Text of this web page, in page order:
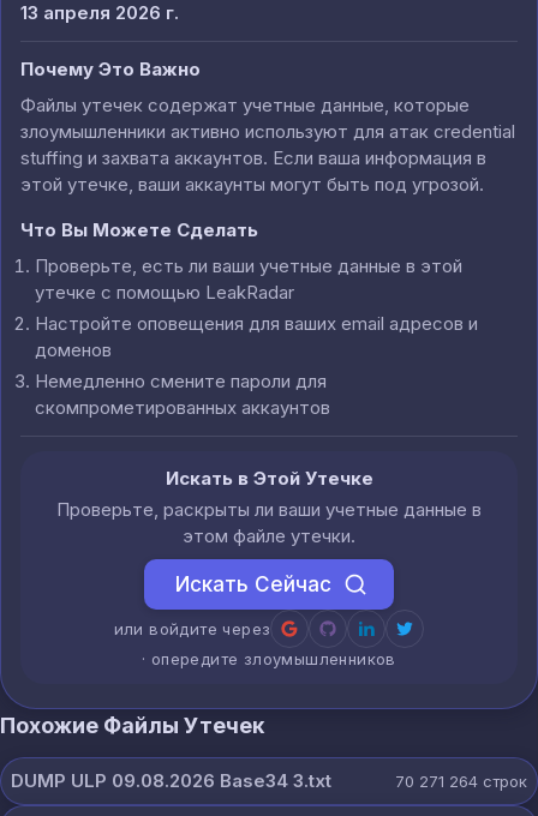
13 апреля 2026 г.
Почему Это Важно
Файлы утечек содержат учетные данные, которые
злоумышленники активно используют для атак credential
stuffing и захвата аккаунтов. Если ваша информация в
этой утечке, ваши аккаунты могут быть под угрозой.
Что Вы Можете Сделать
Проверьте, есть ли ваши учетные данные в этой
утечке с помощью LeakRadar
Настройте оповещения для ваших email адресов и
доменов
Немедленно смените пароли для
скомпрометированных аккаунтов
Искать в Этой Утечке
Проверьте, раскрыты ли ваши учетные данные в
этом файле утечки.
Искать Сейчас
или войдите через
· опередите злоумышленников
Похожие Файлы Утечек
DUMP ULP 09.08.2026 Base34 3.txt 70 271 264 строк